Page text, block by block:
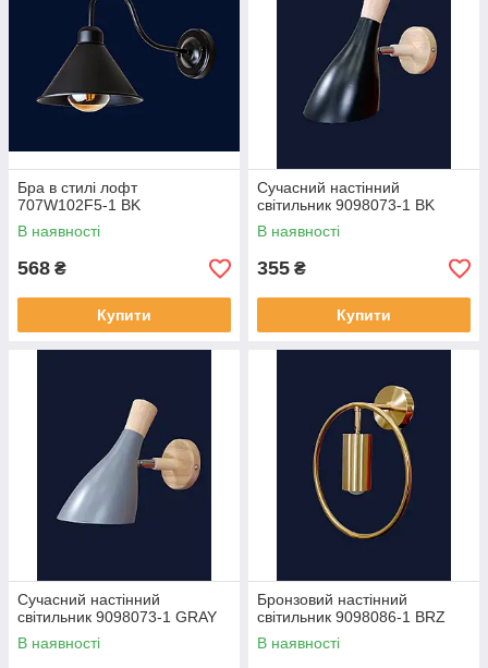
Бра в стилі лофт
707W102F5-1 BK
В наявності
568 ₴
Купити
Сучасний настінний
світильник 9098073-1 BK
В наявності
355 ₴
Купити
Сучасний настінний
світильник 9098073-1 GRAY
В наявності
Бронзовий настінний
світильник 9098086-1 BRZ
В наявності